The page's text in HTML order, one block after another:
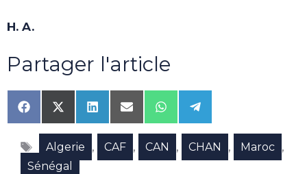
H. A.
Partager l'article
Share
on
Facebook
Share
on
X
(Twitter)
Share
on
LinkedIn
Share
on
Email
Share
on
WhatsApp
Share
on
Telegram
Étiquettes
Algerie , CAF , CAN , CHAN , Maroc ,
Sénégal